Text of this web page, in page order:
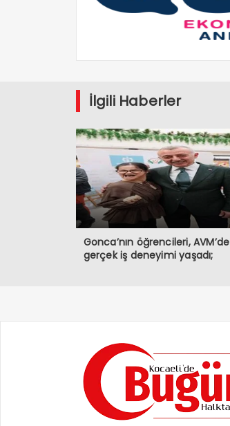
İlgili Haberler
Gonca’nın öğrencileri, AVM’de
gerçek iş deneyimi yaşadı;